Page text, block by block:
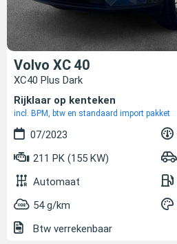
Volvo XC 40
XC40 Plus Dark
Rijklaar op kenteken
incl. BPM, btw en standaard import pakket
07/2023
211 PK (155 KW)
Automaat
54 g/km
Btw verrekenbaar